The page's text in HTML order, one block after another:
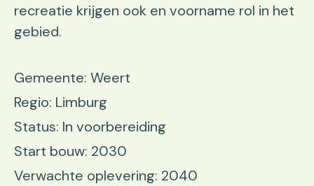
recreatie krijgen ook en voorname rol in het
gebied.
Gemeente: Weert
Regio: Limburg
Status: In voorbereiding
Start bouw: 2030
Verwachte oplevering: 2040